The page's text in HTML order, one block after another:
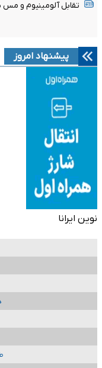
تقابل آلومینیوم و
پیشنهاد امروز
نوین ایرانا